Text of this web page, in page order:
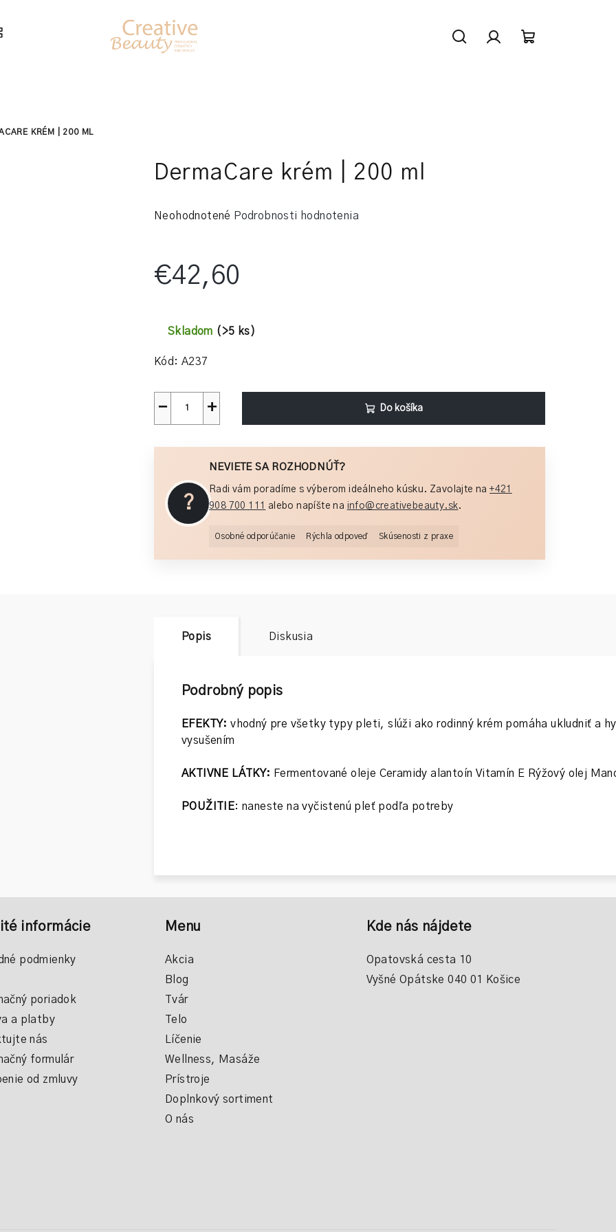
KRÉM | 200 ML
DermaCare krém | 200 ml
Priemerné
je
0,0
hviezdičiek.
Neohodnotené Podrobnosti hodnotenia
€42,60
cena:
Skladom (>5 ks)
Kód: A237
+
− Do košíka
?
NEVIETE SA ROZHODNÚŤ?
Radi vám poradíme s výberom ideálneho kúsku. Zavolajte na+421
908 700 111
alebo napíšte na info@creativebeauty.sk.
Osobné odporúčanie Rýchla odpoveď Skúsenosti z praxe
Popis Diskusia
Podrobný popis
EFEKTY: vhodný pre všetky typy pleti, slúži ako rodinný krém pomáha ukludniť a
vysušením
AKTIVNE LÁTKY: Fermentované oleje Ceramidy alantoín Vitamín E Rýžový olej
POUŽITIE: naneste na vyčistenú pleť podľa potreby
informácie
podmienky
poriadok
a platby
nás
formulár
od zmluvy
Menu
Akcia
Blog
Tvár
Telo
Líčenie
Wellness, Masáže
Prístroje
Doplnkový sortiment
O nás
Kde nás nájdete
Opatovská cesta 10
Vyšné Opátske 040 01 Košice